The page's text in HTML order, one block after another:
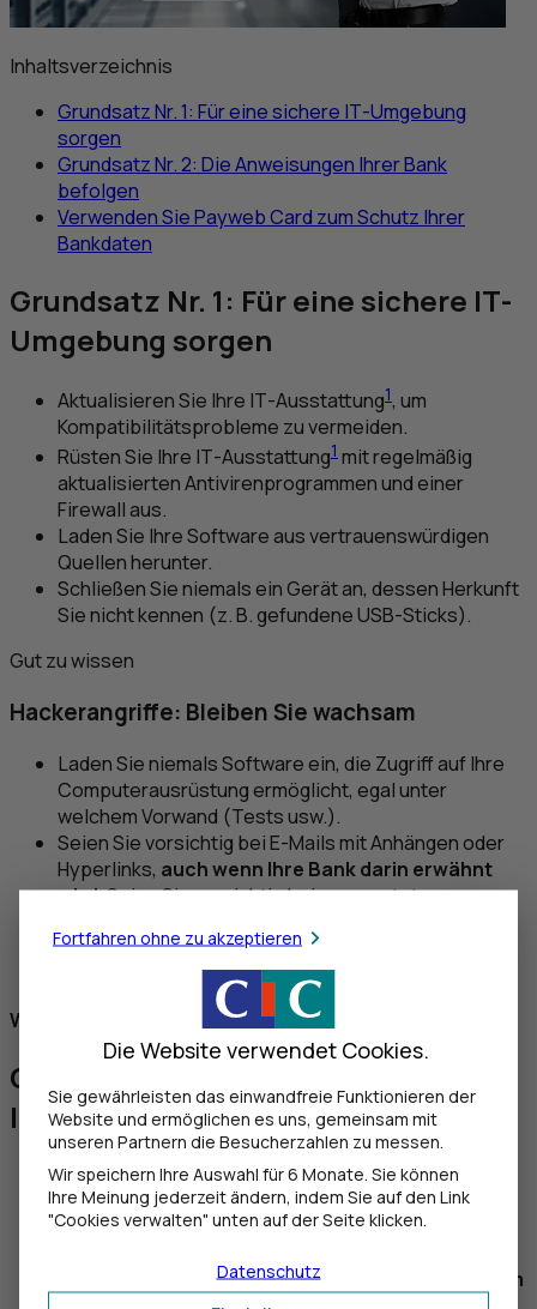
Inhaltsverzeichnis
Grundsatz Nr. 1: Für eine sichere IT-Umgebung
sorgen
Grundsatz Nr. 2: Die Anweisungen Ihrer Bank
befolgen
Verwenden Sie Payweb Card zum Schutz Ihrer
Bankdaten
Grundsatz Nr. 1: Für eine sichere IT-
Umgebung sorgen
Aktualisieren Sie Ihre IT-Ausstattung1, um
Kompatibilitätsprobleme zu vermeiden.
Rüsten Sie Ihre IT-Ausstattung1 mit regelmäßig
aktualisierten Antivirenprogrammen und einer
Firewall aus.
Laden Sie Ihre Software aus vertrauenswürdigen
Quellen herunter.
Schließen Sie niemals ein Gerät an, dessen Herkunft
Sie nicht kennen (z. B. gefundeneUSB-Sticks).
Gut zu wissen
Hackerangriffe: Bleiben Sie wachsam
Laden Sie niemals Software ein, die Zugriff auf Ihre
Computerausrüstung ermöglicht, egal unter
welchem Vorwand (Tests usw.).
Seien Sie vorsichtig bei E-Mails mit Anhängen oder
Hyperlinks, auch wenn Ihre Bank darin erwähnt
wird. Seien Sie vorsichtig bei unerwarteten
Absender immer auf anderem Wege um Bestätigung,
wenn er Ihnen bekannt und seriös erscheint.
Wenn Sie nichts beantragt haben, klicken Sie nicht!
Grundsatz Nr. 2: Die Anweisungen
Ihrer Bank befolgen
Bewahren Sie Ihre Authentifizierungslösung an
einem sicheren Ort auf.
Lesen Sie regelmäßig die Sicherheitshinweise auf
Melden Sie sich am Ende jedes Besuchs aus Ihrem
Fortfahren ohne zu akzeptieren
Die Website verwendet Cookies.
Sie gewährleisten das einwandfreie Funktionieren der
Website und ermöglichen es uns, gemeinsam mit
unseren Partnern die Besucherzahlen zu messen.
Wir speichern Ihre Auswahl für 6 Monate. Sie können
Ihre Meinung jederzeit ändern, indem Sie auf den Link
"Cookies verwalten" unten auf der Seite klicken.
Datenschutz